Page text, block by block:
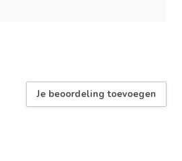
Je beoordeling toevoegen